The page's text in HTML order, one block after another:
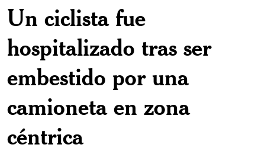
Un ciclista fue
hospitalizado tras ser
embestido por una
camioneta en zona
céntrica